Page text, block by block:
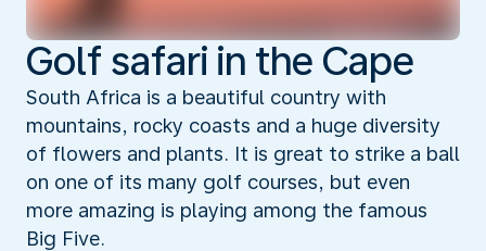
Golf safari in the Cape
South Africa is a beautiful country with
mountains, rocky coasts and a huge diversity
of flowers and plants. It is great to strike a ball
on one of its many golf courses, but even
more amazing is playing among the famous
Big Five.